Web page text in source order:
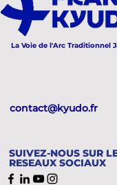
La Voie de l'Arc Traditionnel
contact@kyudo.fr
SUIVEZ-NOUS SUR
RESEAUX SOCIAUX